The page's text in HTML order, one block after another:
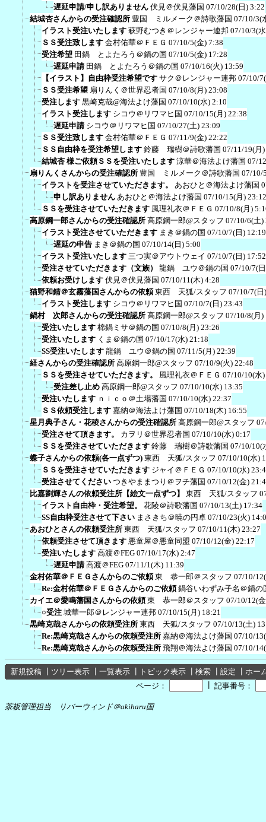
遅延申請/申し訳ありません 伏見＠伏見藩国 07/10/28(日) 3:22
結城杏さんからの受注確認所 豊国 ミルメーク＠詩歌藩国 07/10/3(
イラスト受注いたします 萩野むつき＠レンジャー連邦 07/10/3(
ＳＳ受注致します 金村佑華＠ＦＥＧ 07/10/5(金) 7:38
受注希望 田鍋 とよたろう＠鍋の国 07/10/5(金) 17:28
遅延申請 田鍋 とよたろう＠鍋の国 07/10/16(火) 13:59
【イラスト】自由枠受注希望です サク＠レンジャー連邦 07/10/
ＳＳ受注希望 扇りんく＠世界忍者国 07/10/8(月) 23:08
受注します 黒崎克哉@海法よけ藩国 07/10/10(水) 2:10
イラスト受注します シコウ＠リワマヒ国 07/10/15(月) 22:38
遅延申請 シコウ＠リワマヒ国 07/10/27(土) 23:09
ＳＳ受注致します 金村佑華＠ＦＥＧ 07/11/9(金) 22:22
ＳＳ自由枠を受注希望します 鈴藤 瑞樹＠詩歌藩国 07/11/19(月
結城杏 様ご依頼ＳＳを受注いたします 涼華＠海法よけ藩国 07/
扇りんくさんからの受注確認所 豊国 ミルメーク＠詩歌藩国 07/10/
イラストを受注させていただきます。
あおひと＠海法よけ藩国
申し訳ありません あおひと＠海法よけ藩国 07/10/15(月) 23:12
ＳＳを受注させていただきます 風理礼衣＠ＦＥＧ 07/10/8(月)
高原鋼一郎さんからの受注確認所 高原鋼一郎@スタッフ 07/10/6(土)
イラスト受注させていただきます まき＠鍋の国 07/10/7(日) 12:19
遅延の申告 まき＠鍋の国 07/10/14(日) 5:00
イラスト受注いたします 三つ実＠アウトウェイ 07/10/7(日) 17:52
受注させていただきます（文族）
龍鍋 ユウ＠鍋の国 07/10/7(
依頼お受けします 伏見＠伏見藩国 07/10/11(木) 4:28
猫野和錆＠玄霧藩国さんからの依頼 東西 天狐/スタッフ 07/10/7(日
イラスト受注します シコウ＠リワマヒ国 07/10/7(日) 23:43
鍋村 次郎さんからの受注確認所 高原鋼一郎@スタッフ 07/10/8(月)
受注いたします 棉鍋ミサ＠鍋の国 07/10/8(月) 23:26
受注いたします くま＠鍋の国 07/10/17(水) 21:18
SS受注いたします 龍鍋 ユウ＠鍋の国 07/11/5(月) 22:39
経さんからの受注確認所 高原鋼一郎@スタッフ 07/10/9(火) 22:48
ＳＳを受注させていただきます。
風理礼衣＠ＦＥＧ 07/10/10(水
受注差し止め 高原鋼一郎@スタッフ 07/10/10(水) 13:35
受注いたします ｎｉｃｏ＠土場藩国 07/10/10(水) 22:37
ＳＳ依頼受注します 嘉納＠海法よけ藩国 07/10/18(木) 16:55
星月典子さん・花稜さんからの受注確認所 高原鋼一郎@スタッフ
受注させて頂きます。
カヲリ＠世界忍者国 07/10/10(水) 0:17
ＳＳを受注させていただきます 鈴藤 瑞樹＠詩歌藩国 07/10/10(
蝶子さんからの依頼(各一点ずつ) 東西 天狐/スタッフ 07/10/10(水)
ＳＳを受注させていただきます ジャイ＠ＦＥＧ 07/10/10(水)
受注させてください つきやままつり＠ヲチ藩国 07/10/12(金)
比嘉劉輝さんの依頼受注所【絵文一点ずつ】
東西 天狐/スタッフ
イラスト自由枠・受注希望。
花陵＠詩歌藩国 07/10/13(土) 17:34
SS自由枠受注させて下さい まさきち＠暁の円卓 07/10/23(火)
あおひとさんの依頼受注所 東西 天狐/スタッフ 07/10/11(木) 23:27
依頼受注させて頂きます 悪童屋＠悪童同盟 07/10/12(金) 22:17
受注いたします 高渡＠FEG 07/10/17(水) 2:47
遅延申請 高渡＠FEG 07/11/1(木) 11:39
金村佑華＠ＦＥＧさんからのご依頼 東 恭一郎＠スタッフ 07/10/
Re:金村佑華＠ＦＥＧさんからのご依頼 鍋谷いわずみ子名＠鍋の
カイエ＠愛鳴藩国さんからの依頼 東 恭一郎＠スタッフ 07/10/12(
○受注 城華一郎＠レンジャー連邦 07/10/15(月) 18:21
黒崎克哉さんからの依頼受注所 東西 天狐/スタッフ 07/10/13(土)
Re:黒崎克哉さんからの依頼受注所 嘉納＠海法よけ藩国 07/10/
Re:黒崎克哉さんからの依頼受注所 飛翔＠海法よけ藩国 07/10/
新規投稿 ツリー表示 一覧表示 トピック表示 検索 設定
ホー
ページ：
記事番号：
茶板管理担当 リバーウィンド＠akiharu国